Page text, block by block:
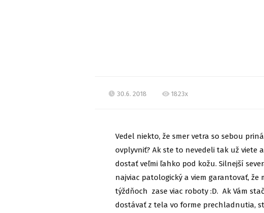
30.6. 2018 1823x
Vedel niekto, že smer vetra so sebou
ovplyvniť? Ak ste to nevedeli tak už viete
dostať veľmi ľahko pod kožu. Silnejší
najviac patologický a viem garantovať, že
týždňoch zase viac roboty :D. Ak Vám
dostávať z tela vo forme prechladnutia,